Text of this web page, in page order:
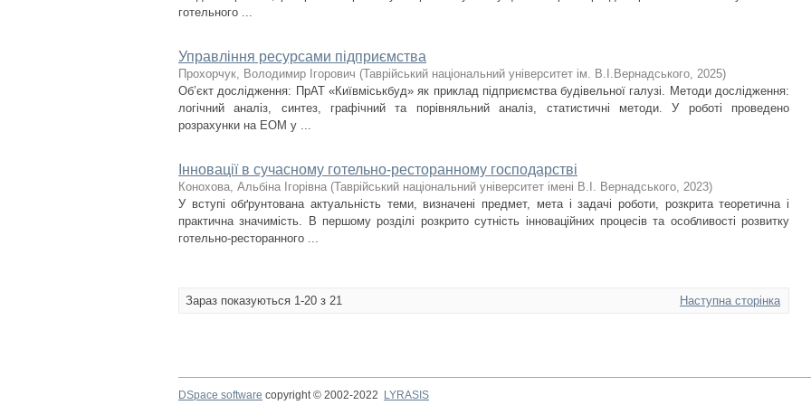
готельного ...
Управління ресурсами підприємства
Прохорчук, Володимир Ігорович (Таврійський національний університет ім. В.І.Вернадського, 2025)
Об’єкт дослідження: ПрАТ «Київміськбуд» як приклад підприємства будівельної галузі. Методи дослідження:
логічний аналіз, синтез, графічний та порівняльний аналіз, статистичні методи. У роботі проведено
розрахунки на ЕОМ у ...
Інновації в сучасному готельно-ресторанному господарстві
Конохова, Альбіна Ігорівна (Таврійський національний університет імені В.І. Вернадського, 2023)
У вступі обґрунтована актуальність теми, визначені предмет, мета і задачі роботи, розкрита теоретична і
практична значимість. В першому розділі розкрито сутність інноваційних процесів та особливості розвитку
готельно-ресторанного ...
Зараз показуються 1-20 з 21 Наступна сторінка
DSpace software copyright © 2002-2022 LYRASIS